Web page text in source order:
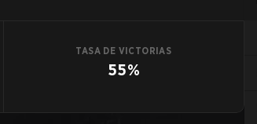
TASA DE VICTORIAS
55%